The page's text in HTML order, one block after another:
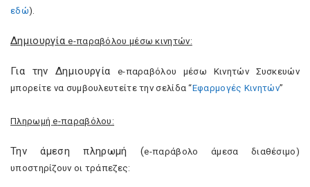
εδώ).
Δημιουργίαe-παραβόλου μέσω κινητών:
Για την Δημιουργία e-παραβόλου μέσω Κινητών Συσκευών
μπορείτε να συμβουλευτείτε την σελίδα “Εφαρμογές Κινητών”
Πληρωμήe-παραβόλου:
Την άμεση πληρωμή (e-παράβολο άμεσα διαθέσιμο)
υποστηρίζουν οι τράπεζες: